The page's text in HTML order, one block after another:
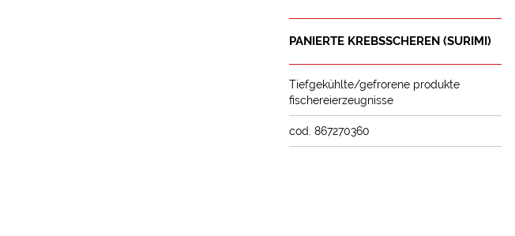
PANIERTE KREBSSCHEREN (SURIMI)
Tiefgekühlte/gefrorene produkte
fischereierzeugnisse
cod. 867270360